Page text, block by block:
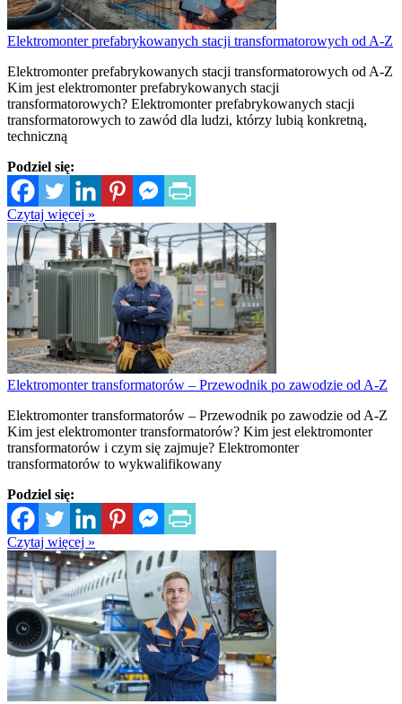
Elektromonter prefabrykowanych stacji transformatorowych od A-Z
Elektromonter prefabrykowanych stacji transformatorowych od A-Z
Kim jest elektromonter prefabrykowanych stacji
transformatorowych? Elektromonter prefabrykowanych stacji
transformatorowych to zawód dla ludzi, którzy lubią konkretną,
techniczną
Podziel się:
Czytaj więcej »
Elektromonter transformatorów – Przewodnik po zawodzie od A-Z
Elektromonter transformatorów – Przewodnik po zawodzie od A-Z
Kim jest elektromonter transformatorów? Kim jest elektromonter
transformatorów i czym się zajmuje? Elektromonter
transformatorów to wykwalifikowany
Podziel się:
Czytaj więcej »